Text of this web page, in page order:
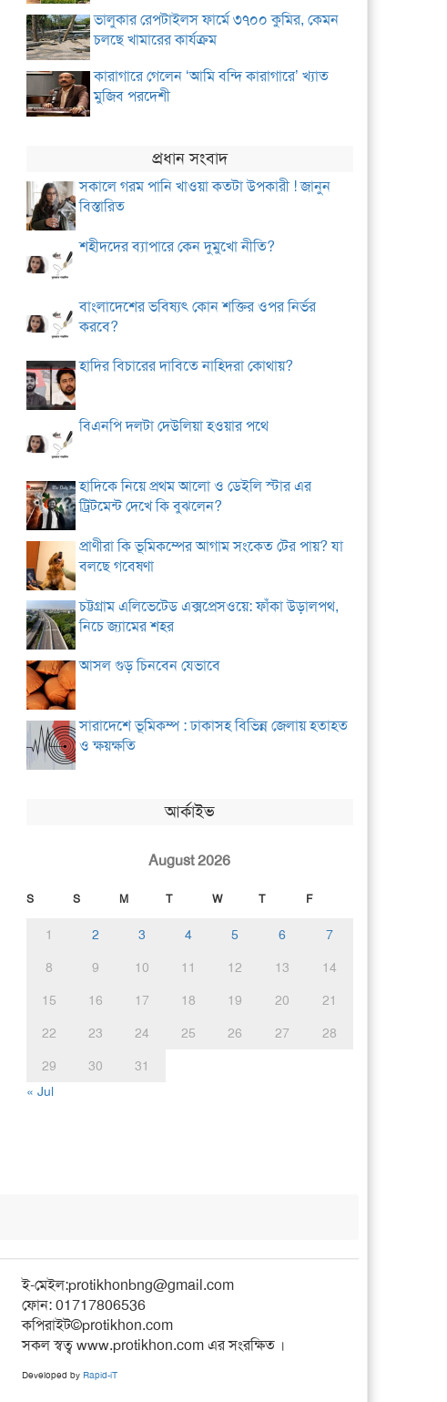
ভালুকার রেপটাইলস ফার্মে ৩৭০০ কুমির, কেমন
চলছে খামারের কার্যক্রম
কারাগারে গেলেন ‘আমি বন্দি কারাগারে’ খ্যাত
মুজিব পরদেশী
প্রধান সংবাদ
সকালে গরম পানি খাওয়া কতটা উপকারী ! জানুন
বিস্তারিত
শহীদদের ব্যাপারে কেন দুমুখো নীতি?
বাংলাদেশের ভবিষ্যৎ কোন শক্তির ওপর নির্ভর
করবে?
হাদির বিচারের দাবিতে নাহিদরা কোথায়?
বিএনপি দলটা দেউলিয়া হওয়ার পথে
হাদিকে নিয়ে প্রথম আলো ও ডেইলি স্টার এর
ট্রিটমেন্ট দেখে কি বুঝলেন?
প্রাণীরা কি ভূমিকম্পের আগাম সংকেত টের পায়? যা
বলছে গবেষণা
চট্টগ্রাম এলিভেটেড এক্সপ্রেসওয়ে: ফাঁকা উড়ালপথ,
নিচে জ্যামের শহর
আসল গুড় চিনবেন যেভাবে
সারাদেশে ভূমিকম্প : ঢাকাসহ বিভিন্ন জেলায় হতাহত
ও ক্ষয়ক্ষতি
আর্কাইভ
August 2026
S S M T W T F
1 2 3 4 5 6
7
8
9 10 11 12 13
14
15
16 17 18 19 20
21
22
23 24 25 26 27
28
29
30
31
« Jul
ই-মেইল:protikhonbng@gmail.com
ফোন: 01717806536
কপিরাইট©protikhon.com
সকল স্বত্ব www.protikhon.com এর সংরক্ষিত ।
Developed by Rapid-iT